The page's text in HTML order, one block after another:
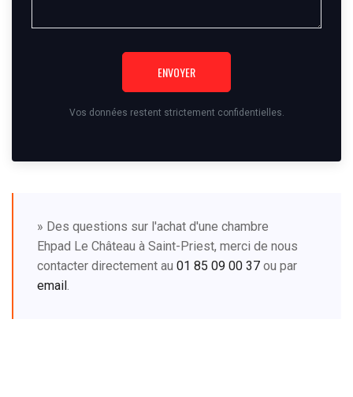
ENVOYER
Vos données restent strictement confidentielles.
» Des questions sur l'achat d'une chambre
Ehpad Le Château à Saint-Priest, merci de nous
contacter directement au 01 85 09 00 37 ou par
email